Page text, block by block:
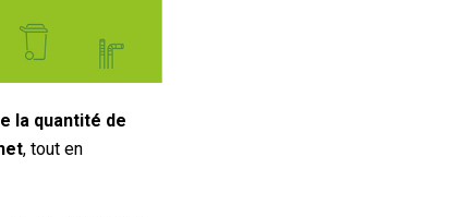
la quantité de
, tout en